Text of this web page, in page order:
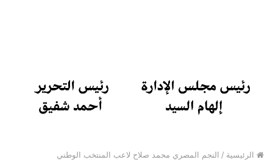
الرئيسية / النجم المصري محمد صلاح لاعب المنتخب الوطني